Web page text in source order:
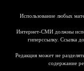
Использование любых
Интернет-СМИ должны
гиперссылку. Ссылка
Редакция может не
содержание